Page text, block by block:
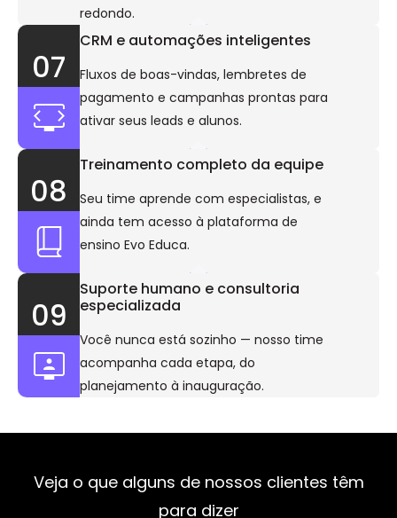
redondo.
07
CRM e automações inteligentes
Fluxos de boas-vindas, lembretes de
pagamento e campanhas prontas para
ativar seus leads e alunos.
08
Treinamento completo da equipe
Seu time aprende com especialistas, e
ainda tem acesso à plataforma de
ensino Evo Educa.
09
Suporte humano e consultoria
especializada
Você nunca está sozinho — nosso time
acompanha cada etapa, do
planejamento à inauguração.
Veja o que alguns de nossos clientes têm
para dizer